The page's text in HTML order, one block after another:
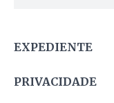
EXPEDIENTE
PRIVACIDADE